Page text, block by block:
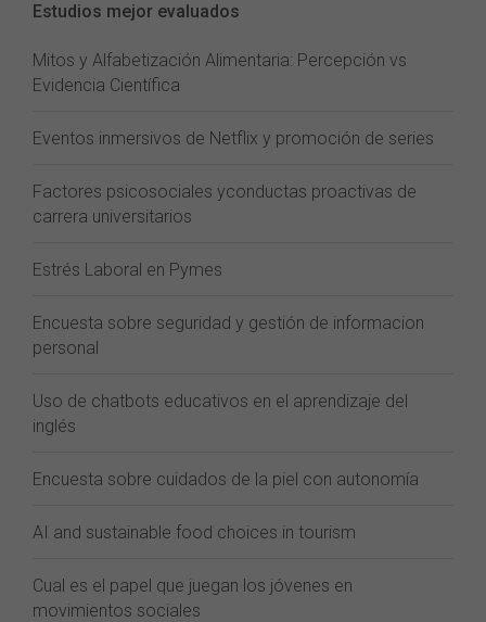
Estudios mejor evaluados
Mitos y Alfabetización Alimentaria: Percepción vs
Evidencia Científica
Eventos inmersivos de Netflix y promoción de series
Factores psicosociales yconductas proactivas de
carrera universitarios
Estrés Laboral en Pymes
Encuesta sobre seguridad y gestión de informacion
personal
Uso de chatbots educativos en el aprendizaje del
inglés
Encuesta sobre cuidados de la piel con autonomía
AI and sustainable food choices in tourism
Cual es el papel que juegan los jóvenes en
movimientos sociales